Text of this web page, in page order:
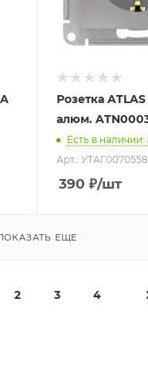
Розетка ATLAS
алюм.
Есть в наличии:
Арт.: УТАГ0070558
390 ₽/шт
ЕЩЕ
2 3 4